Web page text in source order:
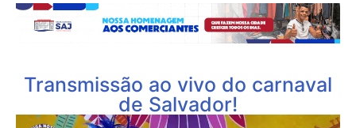
Transmissão ao vivo do carnaval
de Salvador!